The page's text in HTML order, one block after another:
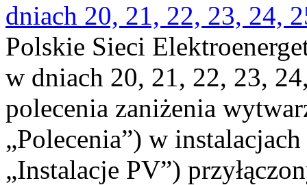
dniach 20, 21, 22, 23, 24,
Polskie Sieci
w dniach 20, 21, 22, 23,
polecenia zaniżenia
„Polecenia”) w
„Instalacje PV”)